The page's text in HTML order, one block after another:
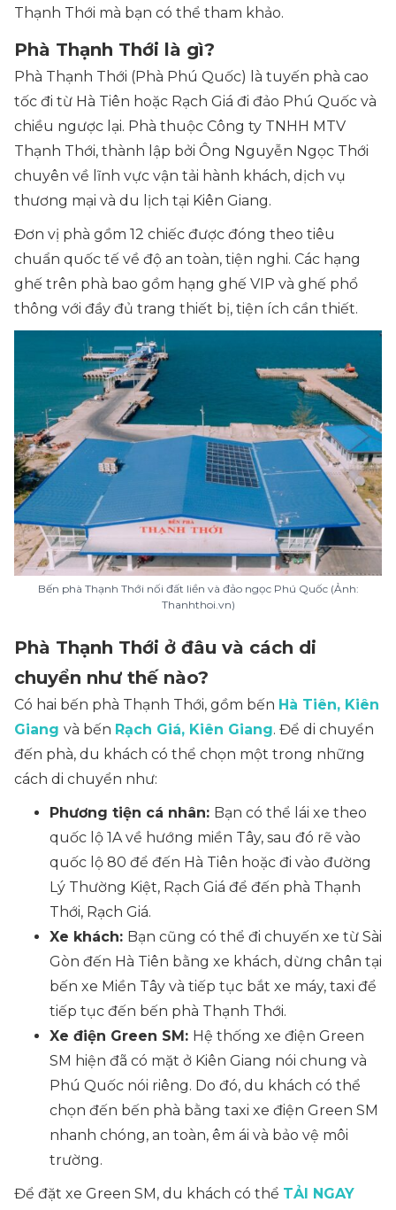
Thạnh Thới mà bạn có thể tham khảo.
Phà Thạnh Thới là gì?
Phà Thạnh Thới (Phà Phú Quốc) là tuyến phà cao
tốc đi từ Hà Tiên hoặc Rạch Giá đi đảo Phú Quốc và
chiều ngược lại. Phà thuộc Công ty TNHH MTV
Thạnh Thới, thành lập bởi Ông Nguyễn Ngọc Thới
chuyên về lĩnh vực vận tải hành khách, dịch vụ
thương mại và du lịch tại Kiên Giang.
Đơn vị phà gồm 12 chiếc được đóng theo tiêu
chuẩn quốc tế về độ an toàn, tiện nghi. Các hạng
ghế trên phà bao gồm hạng ghế VIP và ghế phổ
thông với đầy đủ trang thiết bị, tiện ích cần thiết.
Bến phà Thạnh Thới nối đất liền và đảo ngọc Phú Quốc (Ảnh:
Thanhthoi.vn)
Phà Thạnh Thới ở đâu và cách di
chuyển như thế nào?
Có hai bến phà Thạnh Thới, gồm bến Hà Tiên, Kiên
Giang và bến Rạch Giá, Kiên Giang. Để di chuyển
đến phà, du khách có thể chọn một trong những
cách di chuyển như:
Phương tiện cá nhân: Bạn có thể lái xe theo
quốc lộ 1A về hướng miền Tây, sau đó rẽ vào
quốc lộ 80 để đến Hà Tiên hoặc đi vào đường
Lý Thường Kiệt, Rạch Giá để đến phà Thạnh
Thới, Rạch Giá.
Xe khách: Bạn cũng có thể đi chuyến xe từ Sài
Gòn đến Hà Tiên bằng xe khách, dừng chân tại
bến xe Miền Tây và tiếp tục bắt xe máy, taxi để
tiếp tục đến bến phà Thạnh Thới.
Xe điện Green SM: Hệ thống xe điện Green
SM hiện đã có mặt ở Kiên Giang nói chung và
Phú Quốc nói riêng. Do đó, du khách có thể
chọn đến bến phà bằng taxi xe điện Green SM
nhanh chóng, an toàn, êm ái và bảo vệ môi
trường.
Để đặt xe Green SM, du khách có thể TẢI NGAY